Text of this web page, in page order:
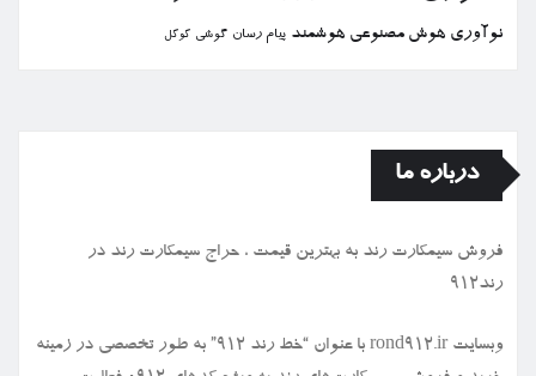
نوآوری هوش مصنوعی هوشمند پیام رسان گوشی گوگل
درباره ما
فروش سیمكارت رند به بهترین قیمت ، حراج سیمكارت رند در
رند912
وبسایت rond912.ir با عنوان “خط رند ۹۱۲” به طور تخصصی در زمینه